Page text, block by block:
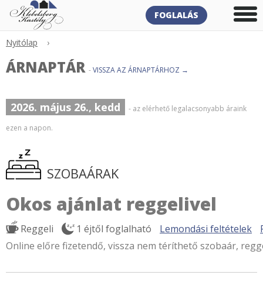
FOGLALÁS
Nyitólap ›
ÁRNAPTÁR -VISSZA AZ ÁRNAPTÁRHOZ →
2026. május 26., kedd
- az elérhető legalacsonyabb áraink
ezen a napon.
SZOBAÁRAK
Okos ajánlat reggelivel
Reggeli 1 éjtől foglalható Lemondási feltételek
Online előre fizetendő, vissza nem téríthető szobaár,